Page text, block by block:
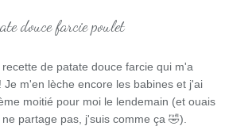
de patate douce farcie qui m'a
Je m'en lèche encore les babines et j'ai
moitié pour moi le lendemain (et ouais
partage pas, j'suis comme ça 🤣).